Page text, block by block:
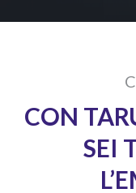
CON
SEI